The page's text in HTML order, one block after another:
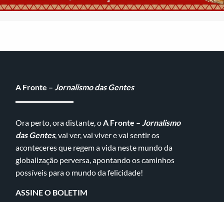
A Fronte – Jornalismo das Gentes
Ora perto, ora distante, oA Fronte – Jornalismo
das Gentes, vai ver, vai viver e vai sentir os
aconteceres que regem a vida neste mundo da
globalização perversa, apontando os caminhos
possíveis para o mundo da felicidade!
ASSINE O BOLETIM